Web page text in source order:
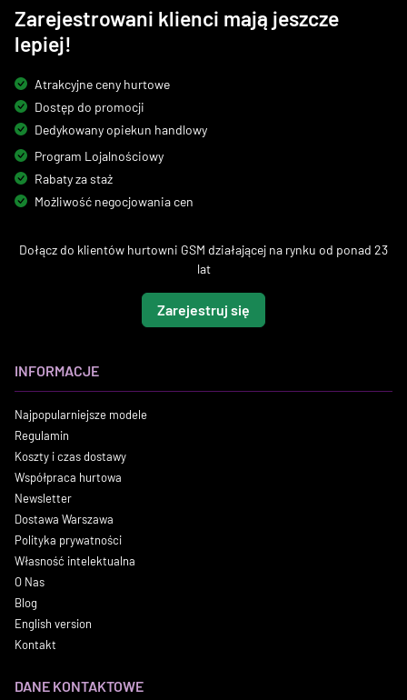
Zarejestrowani klienci mają jeszcze
lepiej!
Atrakcyjne ceny hurtowe
Dostęp do promocji
Dedykowany opiekun handlowy
Program Lojalnościowy
Rabaty za staż
Możliwość negocjowania cen
Dołącz do klientów hurtowni GSM działającej na rynku od ponad 23
lat
Zarejestruj się
INFORMACJE
Najpopularniejsze modele
Regulamin
Koszty i czas dostawy
Współpraca hurtowa
Newsletter
Dostawa Warszawa
Polityka prywatności
Własność intelektualna
O Nas
Blog
English version
Kontakt
DANE KONTAKTOWE